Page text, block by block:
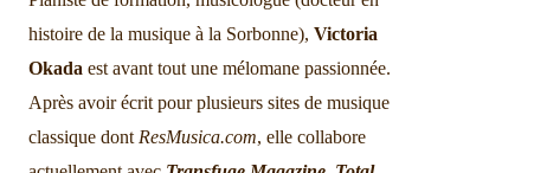
histoire de la musique à la Sorbonne), Victoria
Okada est avant tout une mélomane passionnée.
Après avoir écrit pour plusieurs sites de musique
classique dont ResMusica.com, elle collabore